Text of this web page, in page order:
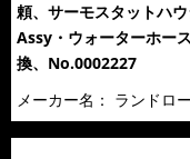
頼、サーモスタットハ
Assy・ウォーターホー
換、No.0002227
メーカー名： ランドロ